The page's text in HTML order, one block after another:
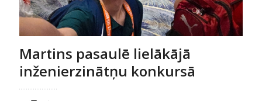
Martins pasaulē lielākājā
inženierzinātņu konkursā